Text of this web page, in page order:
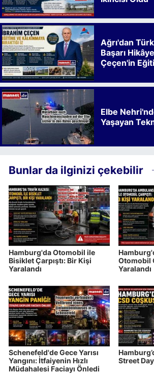
Ağrı'dan
Başarı
Çeçen'in
Elbe
Yaşayan
Bunlar da ilginizi çekebilir
Hamburg'da Otomobil ile
Bisiklet Çarpıştı: Bir Kişi
Yaralandı
Otomobil
Yaralandı
Schenefeld'de Gece Yarısı
Yangını: İtfaiyenin Hızlı
Müdahalesi Faciayı Önledi
Street